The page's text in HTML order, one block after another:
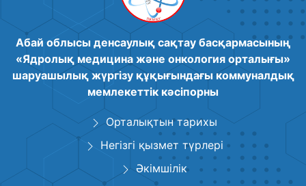
Абай облысы денсаулық сақтау басқармасының
«Ядролық медицина және онкология орталығы»
шаруашылық жүргізу құқығындағы коммуналдық
мемлекеттік кәсіпорны
Орталықтын тарихы
Негізгі қызмет түрлері
Әкімшілік